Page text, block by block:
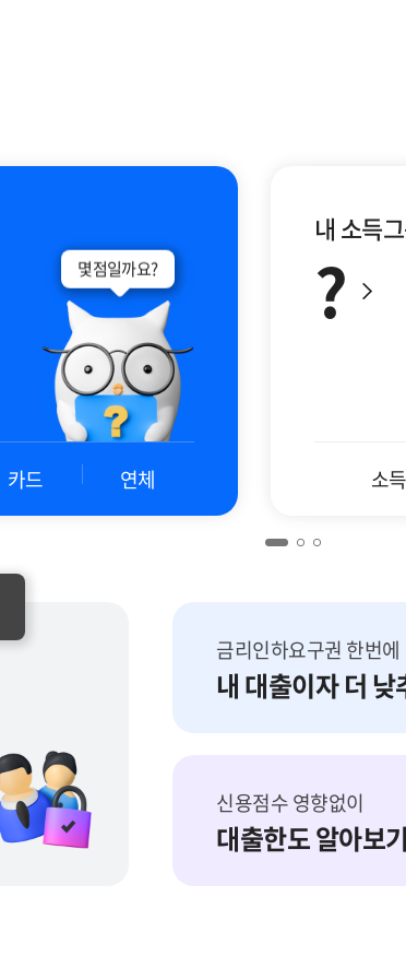
몇점일까요?
카드 연체
내 소득
?
소
금리인하요구권 한번에
내 대출이자 더 낮
신용점수 영향없이
대출한도 알아보